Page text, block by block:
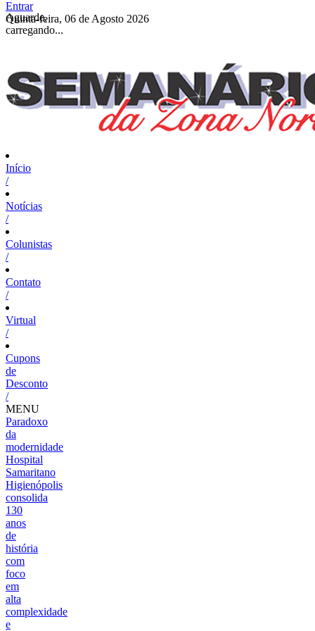
Aguarde,
carregando...
Entrar
Quinta-feira, 06 de Agosto 2026
Início
/
Notícias
/
Colunistas
/
Contato
/
Virtual
/
Cupons
de
Desconto
/
MENU
Paradoxo
da
modernidade
Hospital
Samaritano
Higienópolis
consolida
130
anos
de
história
com
foco
em
alta
complexidade
e